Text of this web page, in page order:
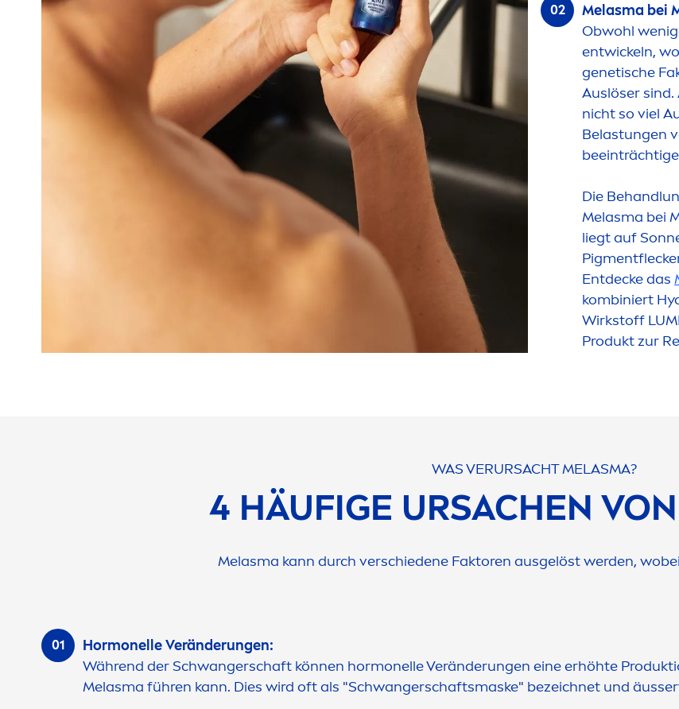
Melasma bei
Obwohl
entwickeln,
genetische
Auslöser
nicht so viel
Belastungen
Die
Melasma bei
liegt auf
Pigmen
Entdecke das
kombiniert
Wirkstoff
Produkt zur
WAS VERURSACHT MELASMA?
4 HÄUFIGE URSACHEN
Melasma kann durch verschiedene Faktoren ausgelöst werden,
Hormonelle Veränderungen:
Während der Schwangerschaft können hormonelle Veränderungen eine erhöhte
Melasma führen kann. Dies wird oft als "Schwangerschaftsmaske" bezeichnet und